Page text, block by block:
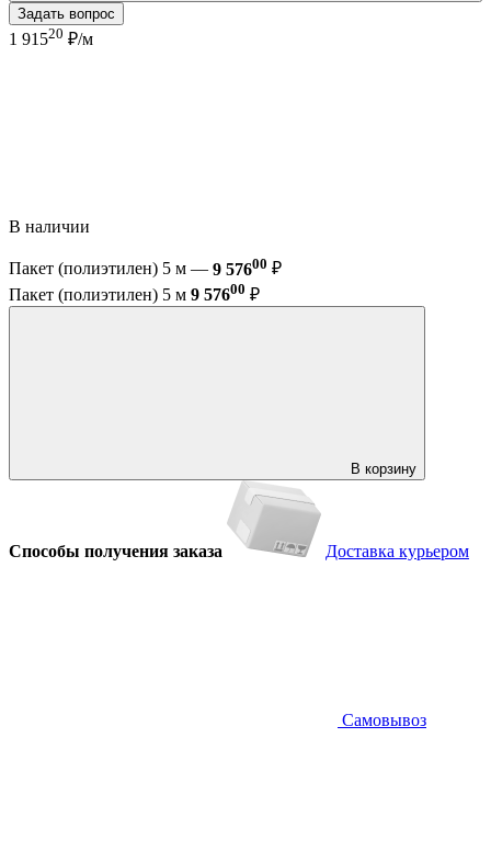
Задать вопрос
1 91520 ₽/м
В наличии
Пакет (полиэтилен) 5 м — 9 57600 ₽
Пакет (полиэтилен) 5 м 9 57600 ₽
В корзину
Способы получения заказа Доставка курьером
Самовывоз